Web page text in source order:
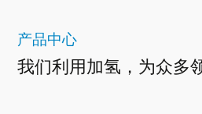
产品中心
我们利用加氢，为众多